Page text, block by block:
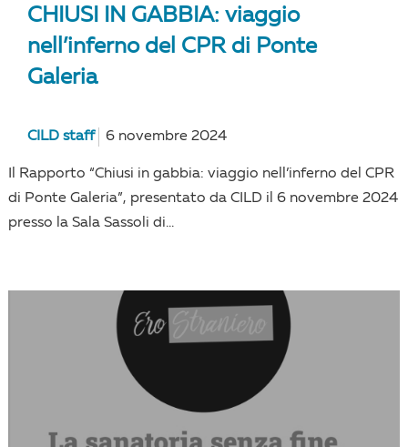
CHIUSI IN GABBIA: viaggio
nell’inferno del CPR di Ponte
Galeria
CILD staff 6 novembre 2024
Il Rapporto “Chiusi in gabbia: viaggio nell’inferno del CPR
di Ponte Galeria”, presentato da CILD il 6 novembre 2024
presso la Sala Sassoli di...